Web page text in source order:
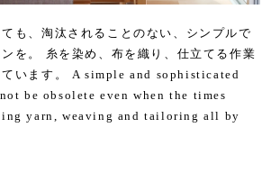
も、淘汰されることのない、シンプルで
を。 糸を染め、布を織り、仕立てる作業
ています。 A simple and sophisticated
be obsolete even when the times
yarn, weaving and tailoring all by